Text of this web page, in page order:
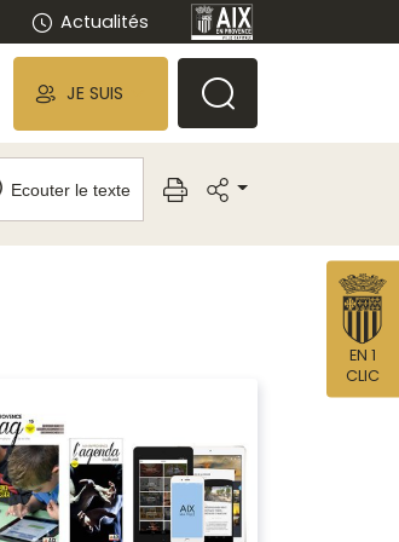
Actualités
JE SUIS
Ecouter le texte
EN 1
CLIC